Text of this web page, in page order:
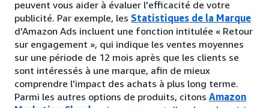
peuvent vous aider à évaluer l'efficacité de votre
publicité. Par exemple, les Statistiques de la Marque
d'Amazon Ads incluent une fonction intitulée « Retour
sur engagement », qui indique les ventes moyennes
sur une période de 12 mois après que les clients se
sont intéressés à une marque, afin de mieux
comprendre l'impact des achats à plus long terme.
Parmi les autres options de produits, citons Amazon